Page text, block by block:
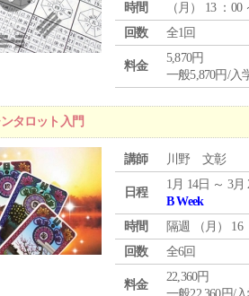
時間
（ 月 ） 13 ：00
回数
全1回
料金
5,870円
一般5,870円/入
タロット入門
講師 川野 文彰
日程
1月 14日 ～ 3月
B Week
時間
隔週 （ 月 ） 16
回数
全6回
料金
22,360円